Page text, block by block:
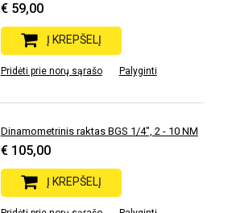
€ 59,00
Į KREPŠELĮ
Pridėti prie norų sąrašo Palyginti
Dinamometrinis raktas BGS 1/4", 2 - 10 NM
€ 105,00
Į KREPŠELĮ